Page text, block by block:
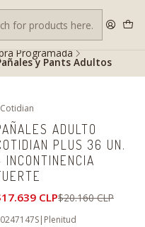
Revisa las condiciones.
Programada
y Pants Adultos
-13%
Cotidian
ADULTO
PLUS 36 UN.
INCONTINENCIA
CLP$20.160 CLP
| Plenitud